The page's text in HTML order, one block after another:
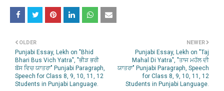
NEWER
Punjabi Essay, Lekh on "Taj
Mahal Di Yatra", "ਤਾਜ ਮਹੱਲ ਦੀ
ਯਾਤਰਾ" Punjabi Paragraph, Speech
for Class 8, 9, 10, 11, 12
Students in Punjabi Language.
OLDER
Punjabi Essay, Lekh on "Bhid
Bhari Bus Vich Yatra", "ਭੀੜ ਭਰੀ
ਬੱਸ ਵਿਚ ਯਾਤਰਾ" Punjabi Paragraph,
Speech for Class 8, 9, 10, 11, 12
Students in Punjabi Language.